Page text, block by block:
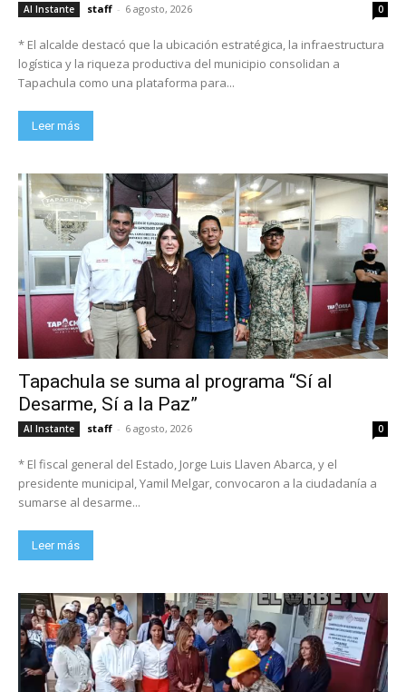
Al Instante staff - 6 agosto, 2026 0
* El alcalde destacó que la ubicación estratégica, la infraestructura
logística y la riqueza productiva del municipio consolidan a
Tapachula como una plataforma para...
Leer más
Tapachula se suma al programa “Sí al
Desarme, Sí a la Paz”
Al Instante staff - 6 agosto, 2026 0
* El fiscal general del Estado, Jorge Luis Llaven Abarca, y el
presidente municipal, Yamil Melgar, convocaron a la ciudadanía a
sumarse al desarme...
Leer más